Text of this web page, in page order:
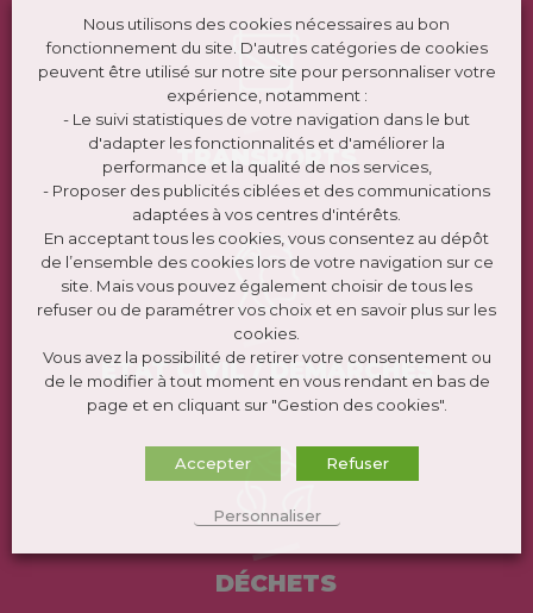
TRANSPORTS
ÉTAT CIVIL / DEMARCHES
DÉCHETS
Nous utilisons des cookies nécessaires au bon
fonctionnement du site. D'autres catégories de cookies
peuvent être utilisé sur notre site pour personnaliser votre
expérience, notamment :
- Le suivi statistiques de votre navigation dans le but
d'adapter les fonctionnalités et d'améliorer la
performance et la qualité de nos services,
- Proposer des publicités ciblées et des communications
adaptées à vos centres d'intérêts.
En acceptant tous les cookies, vous consentez au dépôt
de l’ensemble des cookies lors de votre navigation sur ce
site. Mais vous pouvez également choisir de tous les
refuser ou de paramétrer vos choix et en savoir plus sur les
cookies.
Vous avez la possibilité de retirer votre consentement ou
de le modifier à tout moment en vous rendant en bas de
page et en cliquant sur "Gestion des cookies".
Accepter Refuser
Personnaliser